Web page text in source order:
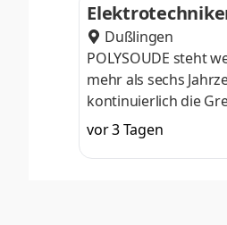
d im Bereich
Dußlingen
POLYSOUDE steht
mehr als sechs
kontinuierlich die
Polysoude der
im
bei Tübingen als
vor 3 Tagen